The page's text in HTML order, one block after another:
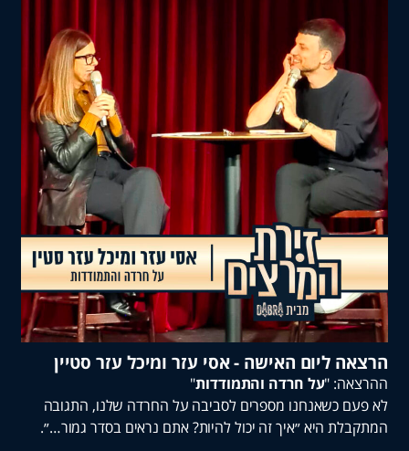
ליום האישה - אסי עזר ומיכל עזר סטיין
"על חרדה והתמודדות"
כשאנחנו מספרים לסביבה על החרדה שלנו, התגובה
היא ״איך זה יכול להיות? אתם נראים בסדר גמור…״.